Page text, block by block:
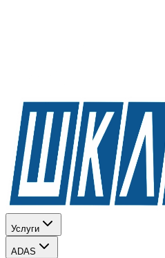
Услуги
ADAS